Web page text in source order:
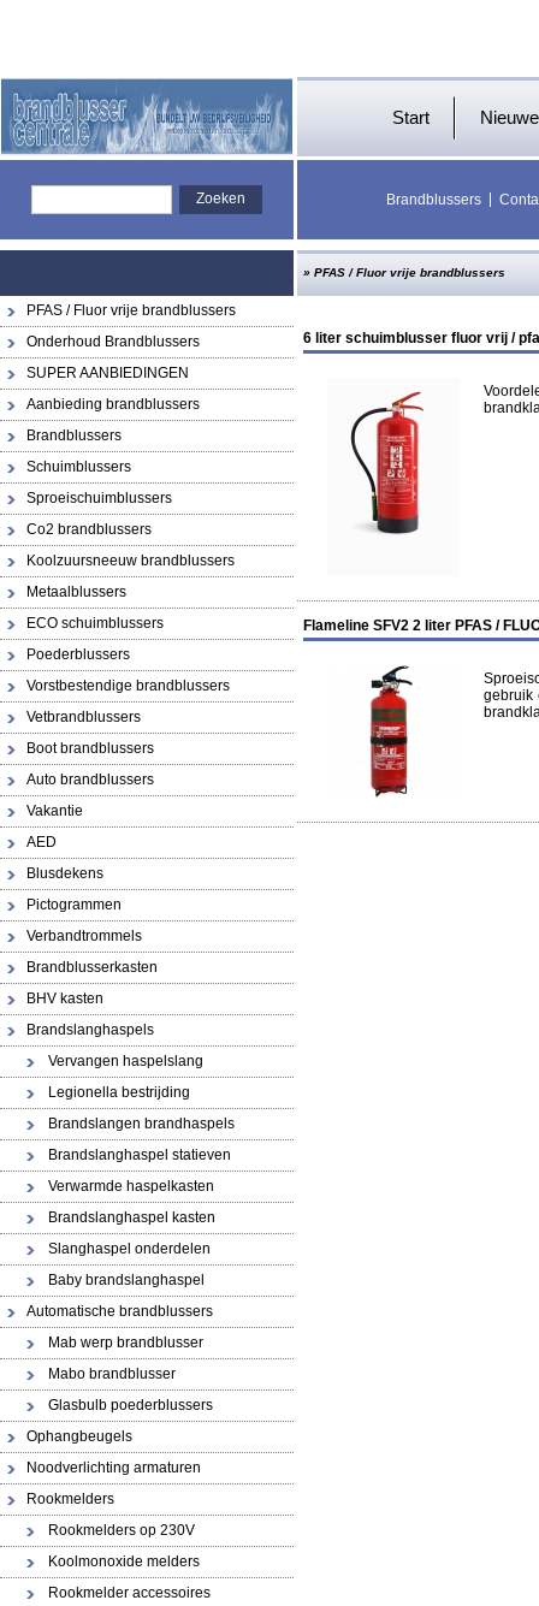
Start
Brandblussers
PFAS / Fluor vrije brandblussers
Onderhoud Brandblussers
SUPER AANBIEDINGEN
Aanbieding brandblussers
Brandblussers
Schuimblussers
Sproeischuimblussers
Co2 brandblussers
Koolzuursneeuw brandblussers
Metaalblussers
ECO schuimblussers
Poederblussers
Vorstbestendige brandblussers
Vetbrandblussers
Boot brandblussers
Auto brandblussers
Vakantie
AED
Blusdekens
Pictogrammen
Verbandtrommels
Brandblusserkasten
BHV kasten
Brandslanghaspels
Vervangen haspelslang
Legionella bestrijding
Brandslangen brandhaspels
Brandslanghaspel statieven
Verwarmde haspelkasten
Brandslanghaspel kasten
Slanghaspel onderdelen
Baby brandslanghaspel
Automatische brandblussers
Mab werp brandblusser
Mabo brandblusser
Glasbulb poederblussers
Ophangbeugels
Noodverlichting armaturen
Rookmelders
Rookmelders op 230V
Koolmonoxide melders
Rookmelder accessoires
» PFAS / Fluor vrije brandblussers
6 liter schuimblusser fluor vrij /
Flameline SFV2 2 liter PFAS /
gebruik